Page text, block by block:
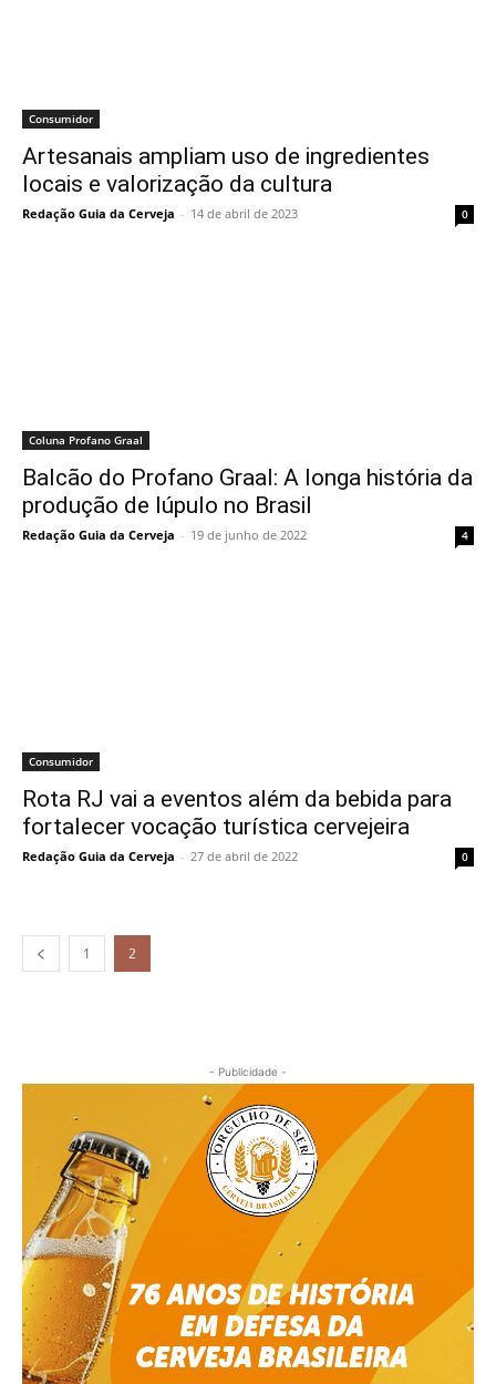
Consumidor
Artesanais ampliam uso de ingredientes
locais e valorização da cultura
Redação Guia da Cerveja - 14 de abril de 2023 0
Coluna Profano Graal
Balcão do Profano Graal: A longa história da
produção de lúpulo no Brasil
Redação Guia da Cerveja - 19 de junho de 2022 4
Consumidor
Rota RJ vai a eventos além da bebida para
fortalecer vocação turística cervejeira
Redação Guia da Cerveja - 27 de abril de 2022 0
1 2
- Publicidade -